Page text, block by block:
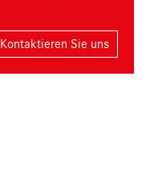
Kontaktieren Sie uns